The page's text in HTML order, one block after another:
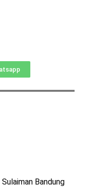
Bandung